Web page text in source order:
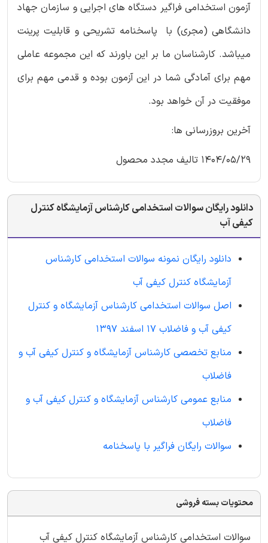
آزمون استخدامی فراگیر دستگاه های اجرایی و سازمان جهاد
دانشگاهی (مجری) با پاسخنامه تشریحی و قابلیت پرینت
میباشد. کارشناسان ما بر این باورند که این مجموعه عاملی
مهم برای آمادگی شما در این آزمون بوده و قدمی مهم برای
موفقیت در آن خواهد بود.
آخرین بروزرسانی ها:
1404/05/29 تالیف مجدد محصول
دانلود رایگان سوالات استخدامی کارشناس آزمایشگاه کنترل
کیفی آب
دانلود رایگان نمونه سوالات استخدامی کارشناس
آزمایشگاه کنترل کیفی آب
اصل سوالات استخدامی کارشناس آزمایشگاه و کنترل
کیفی آب و فاضلاب 17 اسفند 1397
منابع تخصصی کارشناس آزمایشگاه و کنترل کیفی آب و
فاضلاب
منابع عمومی کارشناس آزمایشگاه و کنترل کیفی آب و
فاضلاب
سوالات رایگان فراگیر با پاسخنامه
محتویات بسته فروشی
سوالات استخدامی کارشناس آزمایشگاه کنترل کیفی آب